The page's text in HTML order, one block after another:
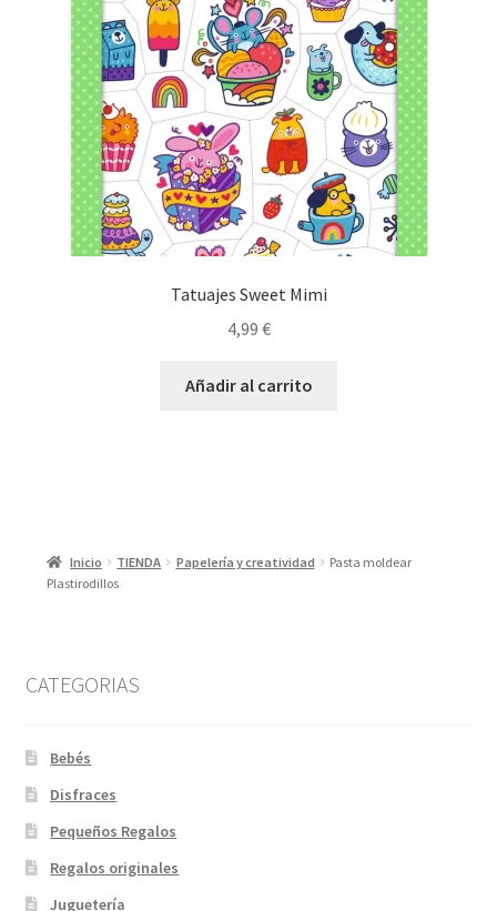
Tatuajes Sweet Mimi
4,99 €
Añadir al carrito
Inicio TIENDA Papelería y creatividad
Pasta moldear
Plastirodillos
CATEGORIAS
Bebés
Disfraces
Pequeños Regalos
Regalos originales
Juguetería